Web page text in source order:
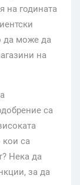
на годината
да може да
на
са
кои са
Нека да
за да